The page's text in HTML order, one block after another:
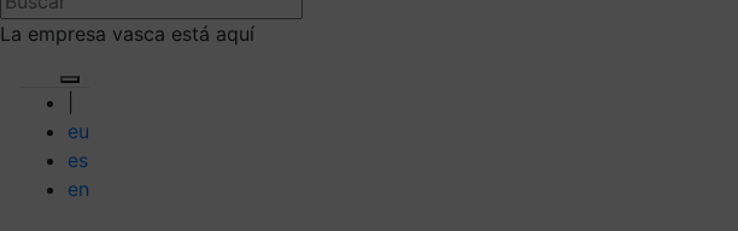
La empresa vasca está aquí
eu
es
en